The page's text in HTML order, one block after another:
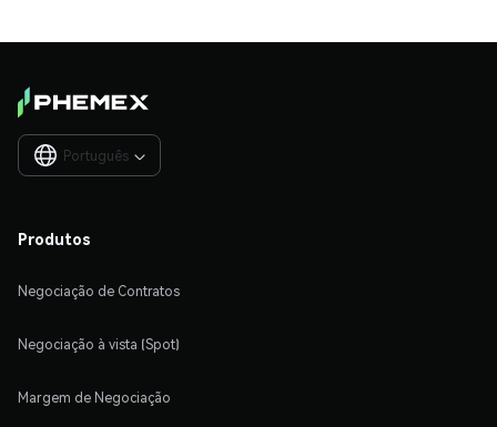
Português 
Produtos
Negociação de Contratos
Negociação à vista (Spot)
Margem de Negociação